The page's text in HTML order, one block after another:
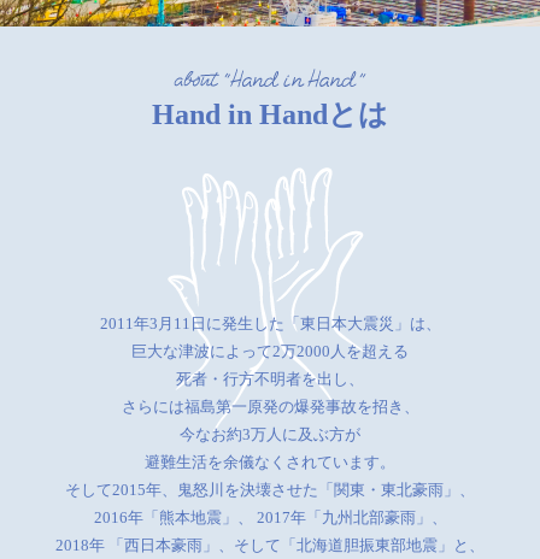
Hand in Handとは
2011年3月11日に発生した「東日本大震災」は、
巨大な津波によって2万2000人を超える
死者・行方不明者を出し、
さらには福島第一原発の爆発事故を招き、
今なお約3万人に及ぶ方が
避難生活を余儀なくされています。
そして2015年、鬼怒川を決壊させた「関東・東北豪雨」、
2016年「熊本地震」、
2017年「九州北部豪雨」、
2018年 「西日本豪雨」、そして「北海道胆振東部地震」と、